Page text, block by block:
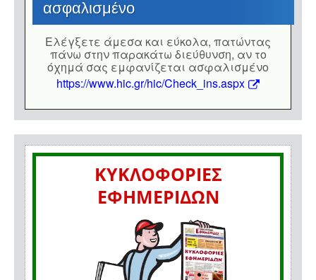
ασφαλισμένο
Eλέγξετε άμεσα και εύκολα, πατώντας
πάνω στην παρακάτω διεύθυνση, αν το
όχημά σας εμφανίζεται ασφαλισμένο
https://www.hic.gr/hic/Check_ins.aspx
ΚΥΚΛΟΦΟΡΙΕΣ
ΕΦΗΜΕΡΙΔΩΝ